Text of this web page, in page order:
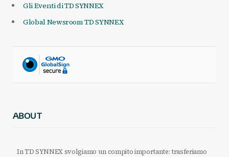
Gli Eventi di TD SYNNEX
Global Newsroom TD SYNNEX
ABOUT
In TD SYNNEX svolgiamo un compito importante: trasferiamo